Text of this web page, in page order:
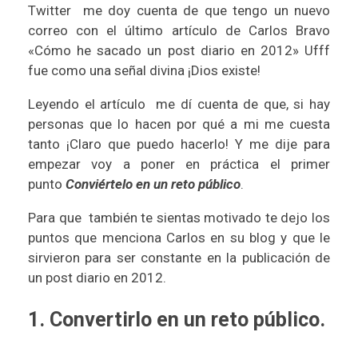
Twitter me doy cuenta de que tengo un nuevo
correo con el último artículo de Carlos Bravo
«Cómo he sacado un post diario en 2012» Ufff
fue como una señal divina ¡Dios existe!
Leyendo el artículo me dí cuenta de que, si hay
personas que lo hacen por qué a mi me cuesta
tanto ¡Claro que puedo hacerlo! Y me dije para
empezar voy a poner en práctica el primer
punto Conviértelo en un reto público.
Para que también te sientas motivado te dejo los
puntos que menciona Carlos en su blog y que le
sirvieron para ser constante en la publicación de
un post diario en 2012.
1. Convertirlo en un reto público.